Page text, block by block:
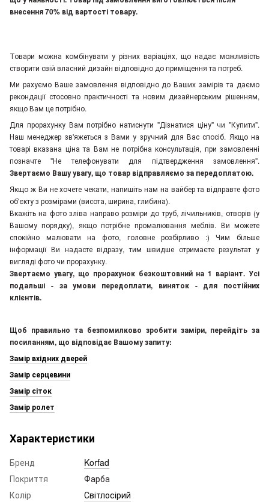
внесення 70% від вартості товару.
Товари можна комбінувати у різних варіаціях, що надає можливість
створити свій власний дизайн відповідно до приміщення та потреб.
Ми рахуємо Ваше замовлення відповідно до Ваших замірів та даємо
рекондації стосовно практичності та новим дизайнерським рішенням,
якщо Вам це потрібно.
Для прорахунку Вам потрібно натиснути "Дізнатися ціну" чи "Купити".
Наш менеджер зв'яжеться з Вами у зручний для Вас спосіб. Якщо на
товарі вказана ціна та Вам не потрібна консультація, при замовленні
позначте "Не телефонувати для підтвердження замовлення".
Звертаємо Вашу увагу, що товар відправляємо за передоплатою.
Якщо ж Ви не хочете чекати, напишіть нам на вайбер та відправте фото
об'єкту з розмірами (висота, ширина, глибина).
Вкажіть на фото зліва направо розміри до труб, лічильників, отворів (у
Вашому порядку), якщо потрібне промалювання меблів. Ви можете
спокійно малювати на фото, головне розбірливо :) Чим більше
інформації Ви надасте відразу, тим швидше отримаєте результат у
вигляді фото чи прорахунку.
Звертаємо увагу, що прорахунок безкоштовний на 1 варіант. Усі
подальші - за умови передоплати, виняток - для постійних
клієнтів.
Щоб правильно та безпомилково зробити заміри, перейдіть за
посиланням, що відповідає Вашому запиту:
Замір вхідних дверей
Замір серцевини
Замір сіток
Замір ролет
Характеристики
Бренд
Korfad
Покриття
Фарба
Колір
Світлосірий